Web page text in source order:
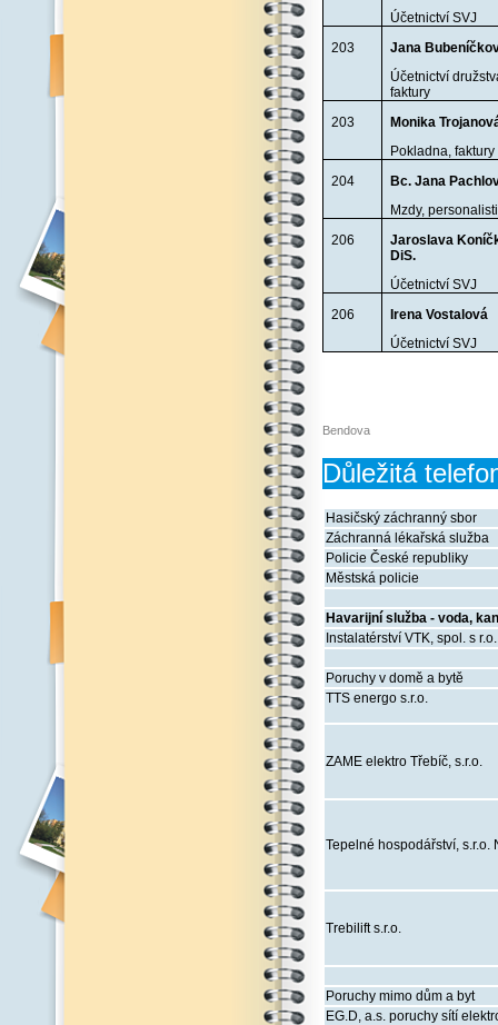
Účetnictví SVJ
203
Jana
Účetnictví
faktury
203
Monika
Pokladna, faktury
204
Bc. Jana
Mzdy,
206
Jaroslava
DiS.
Účetnictví SVJ
206
Irena Vostalová
Účetnictví SVJ
Bendova
Důležitá
Hasičský záchranný sbor
Záchranná lékařská služba
Policie České republiky
Městská policie
Havarijní služba - voda,
Instalatérství VTK, spol. s
Poruchy v domě a bytě
TTS energo s.r.o.
ZAME elektro Třebíč, s.r.o.
Tepelné hospodářství, s.r.o.
Trebilift s.r.o.
Poruchy mimo dům a byt
EG.D, a.s. poruchy sítí